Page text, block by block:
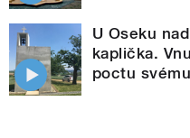
U Oseku
kaplička.
poctu